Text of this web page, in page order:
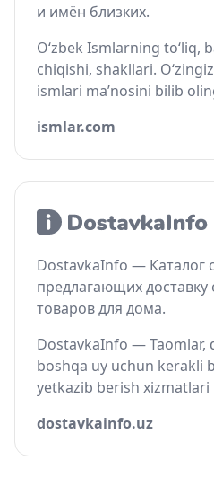
и имён близких.
O‘zbek Ismlarning to‘liq,
chiqishi, shakllari.
ismlari ma’nosini bilib
ismlar.com
DostavkaInfo — Каталог
предлагающих доставку
товаров для дома.
DostavkaInfo — Taomlar,
boshqa uy uchun kerakli
yetkazib berish xizmatlari
dostavkainfo.uz